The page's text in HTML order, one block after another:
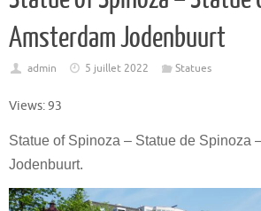
Amsterdam Jodenbuurt
admin 5 juillet 2022 Statues
Views: 93
Statue of Spinoza – Statue de Spinoza
Jodenbuurt.